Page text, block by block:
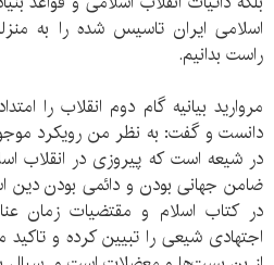
اسلامی ایران تاسیس شده را به
راست بدانیم.
مروارید بیانیه گام دوم انقلاب را
دانست و گفت: به نظر من رویکرد
در شیعه است که پیروزی در انقلاب
ضامن جهانی بودن و دائمی بودن دین
در کتاب اسلام و مقتضیات زمان
اجتهادی شیعی را تبیین کرده و